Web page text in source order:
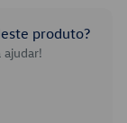
produto?
ajudar!